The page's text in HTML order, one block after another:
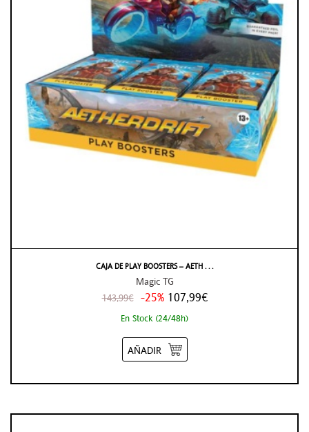
CAJA DE PLAY BOOSTERS – AETH . . .
Magic TG
143,99€ -25% 107,99€
En Stock (24/48h)
AÑADIR